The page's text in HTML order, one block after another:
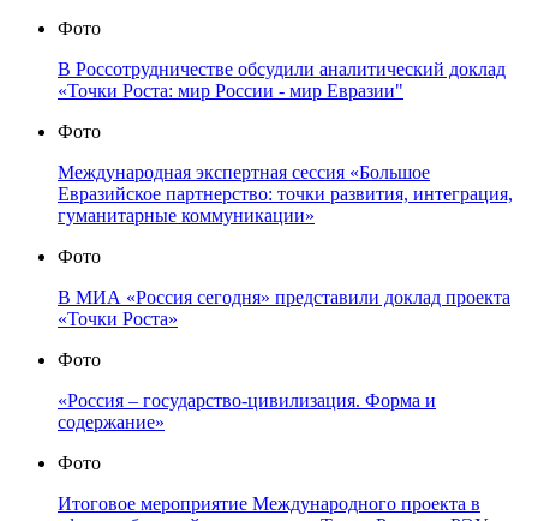
Фото
В Россотрудничестве обсудили аналитический доклад
«Точки Роста: мир России - мир Евразии"
Фото
Международная экспертная сессия «Большое
Евразийское партнерство: точки развития, интеграция,
гуманитарные коммуникации»
Фото
В МИА «Россия сегодня» представили доклад проекта
«Точки Роста»
Фото
«Россия – государство-цивилизация. Форма и
содержание»
Фото
Итоговое мероприятие Международного проекта в